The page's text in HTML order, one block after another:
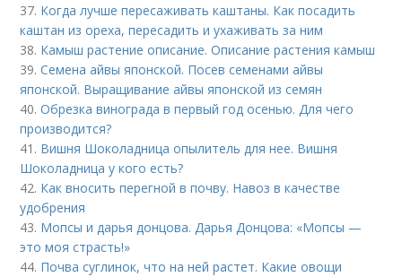
37. Когда лучше пересаживать каштаны. Как посадить
каштан из ореха, пересадить и ухаживать за ним
38. Камыш растение описание. Описание растения камыш
39.Семена айвы японской. Посев семенами айвы
японской. Выращивание айвы японской из семян
40.Обрезка винограда в первый год осенью. Для чего
производится?
41. Вишня Шоколадница опылитель для нее. Вишня
Шоколадница у кого есть?
42. Как вносить перегной в почву. Навоз в качестве
удобрения
43. Мопсы и дарья донцова. Дарья Донцова: «Мопсы —
это моя страсть!»
44. Почва суглинок, что на ней растет. Какие овощи